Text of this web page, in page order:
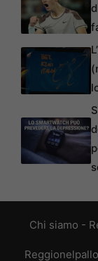
Chi siamo -